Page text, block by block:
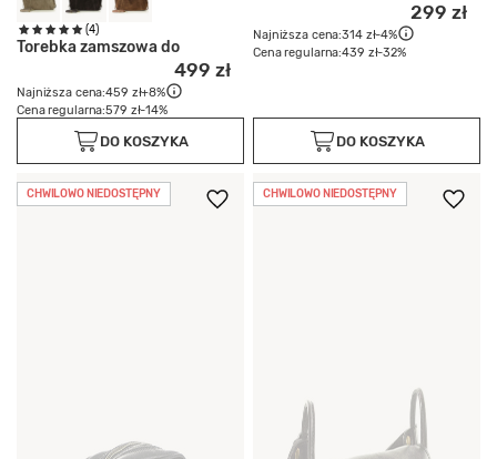
(4)
Torebka zamszowa do
499 zł
Najniższa cena:459 zł+8%
Cena regularna:579 zł-14%
DO KOSZYKA
299 zł
Najniższa cena:314 zł-4%
Cena regularna:439 zł-32%
DO KOSZYKA
CHWILOWO NIEDOSTĘPNY CHWILOWO NIEDOSTĘPNY